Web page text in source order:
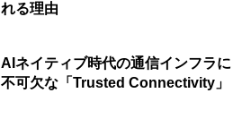
れる理由
AIネイティブ時代の通信インフラに
不可欠な「Trusted Connectivity」